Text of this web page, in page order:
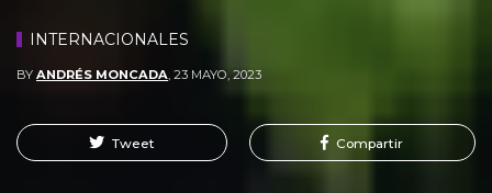
INTERNACIONALES
BY ANDRÉS MONCADA 23 MAYO, 2023
Tweet Compartir